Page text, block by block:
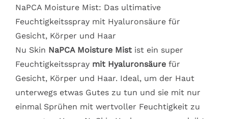
NaPCA Moisture Mist: Das ultimative
Feuchtigkeitsspray mit Hyaluronsäure für
Gesicht, Körper und Haar
Nu Skin NaPCA Moisture Mist ist ein super
Feuchtigkeitsspray mit Hyaluronsäure für
Gesicht, Körper und Haar. Ideal, um der Haut
unterwegs etwas Gutes zu tun und sie mit nur
einmal Sprühen mit wertvoller Feuchtigkeit zu